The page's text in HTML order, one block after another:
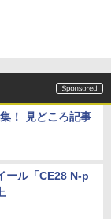
！ 見どころ記事
ール「CE28 N-p